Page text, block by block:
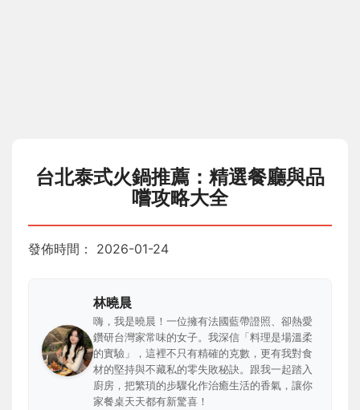
台北泰式火鍋推薦：精選餐廳與品
嚐攻略大全
發佈時間： 2026-01-24
林曉晨
嗨，我是曉晨！一位擁有法國藍帶證照、卻熱愛
鑽研台灣家常味的女子。我深信「料理是場溫柔
的實驗」，這裡不只有精確的克數，更有我對食
材的堅持與不藏私的零失敗秘訣。跟我一起踏入
廚房，把繁瑣的步驟化作治癒生活的香氣，讓你
家餐桌天天都有新驚喜！